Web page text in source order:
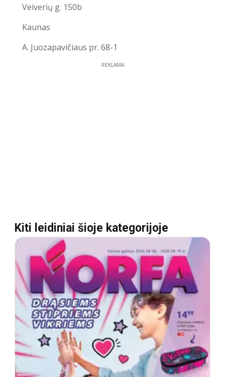
Veiverių g. 150b
Kaunas
A. Juozapavičiaus pr. 68-1
REKLAMA
Kiti leidiniai šioje kategorijoje